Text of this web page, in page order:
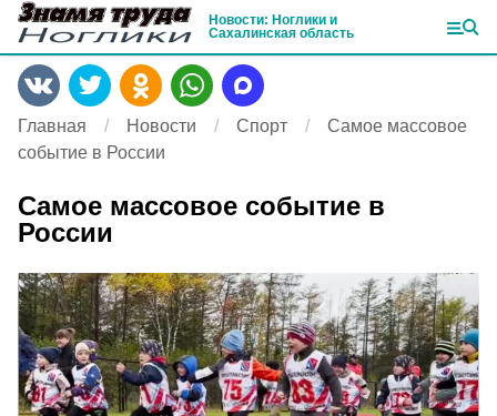
Новости: Ноглики и
Сахалинская область
Главная Новости Спорт
Самое массовое
событие в России
Самое массовое событие в
России